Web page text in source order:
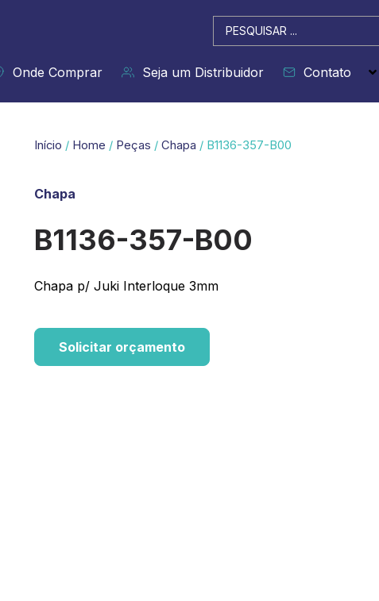
Pesquisar
...
Onde Comprar Seja um Distribuidor Contato
Início / Home / Peças / Chapa / B1136-357-B00
Chapa
B1136-357-B00
Chapa p/ Juki Interloque 3mm
Solicitar orçamento